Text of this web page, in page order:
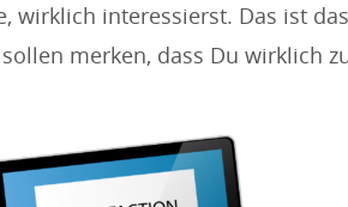
wirklich interessierst. Das ist das
merken, dass Du wirklich